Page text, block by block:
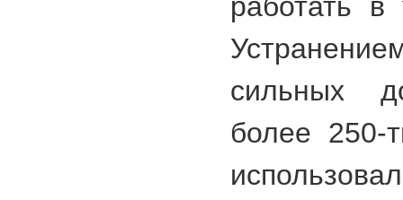
сильных
более 250-